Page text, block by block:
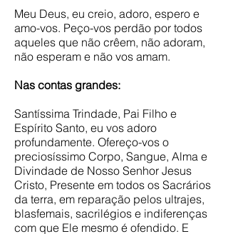
Meu Deus, eu creio, adoro, espero e
amo-vos. Peço-vos perdão por todos
aqueles que não crêem, não adoram,
não esperam e não vos amam.
Nas contas grandes:
Santíssima Trindade, Pai Filho e
Espírito Santo, eu vos adoro
profundamente. Ofereço-vos o
preciosíssimo Corpo, Sangue, Alma e
Divindade de Nosso Senhor Jesus
Cristo, Presente em todos os Sacrários
da terra, em reparação pelos ultrajes,
blasfemais, sacrilégios e indiferenças
com que Ele mesmo é ofendido. E